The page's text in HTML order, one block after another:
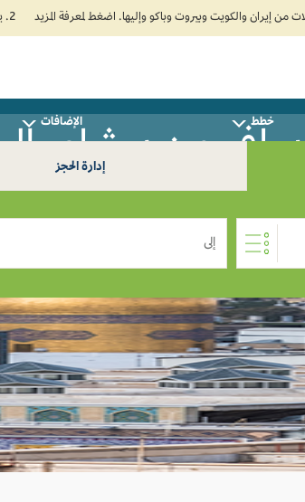
2. يجب على المسافرين المتجهين إلى الهند تعبئة نموذج الإقرار الصحي الذاتي (Air Suvidha) الإلزامي قبل موعد الوصول بـ 24 ساعة على الأقل. اضغط هنا للدخول إلى بوابة Air Suvidha.
خطط الإضافات
سافر من بيشاور
إدارة الحجز
إلى